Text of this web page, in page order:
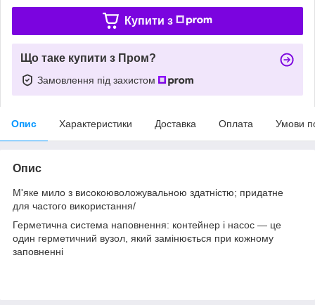
Купити з
Що таке купити з Пром?
Замовлення під захистом
Опис Характеристики Доставка Оплата Умови
Опис
М'яке мило з високоюволожувальною здатністю; придатне
для частого використання/
Герметична система наповнення: контейнер і насос — це
один герметичний вузол, який замінюється при кожному
заповненні